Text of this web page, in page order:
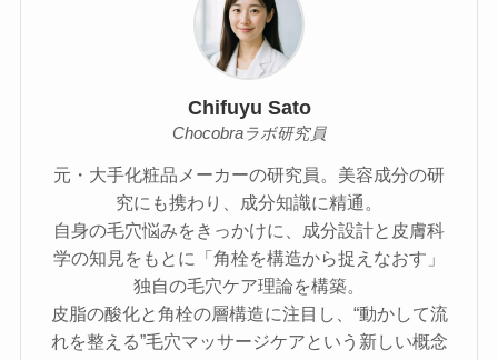
Chifuyu Sato
Chocobraラボ研究員
元・大手化粧品メーカーの研究員。美容成分の研
究にも携わり、成分知識に精通。
自身の毛穴悩みをきっかけに、成分設計と皮膚科
学の知見をもとに「角栓を構造から捉えなおす」
独自の毛穴ケア理論を構築。
皮脂の酸化と角栓の層構造に注目し、“動かして流
れを整える”毛穴マッサージケアという新しい概念